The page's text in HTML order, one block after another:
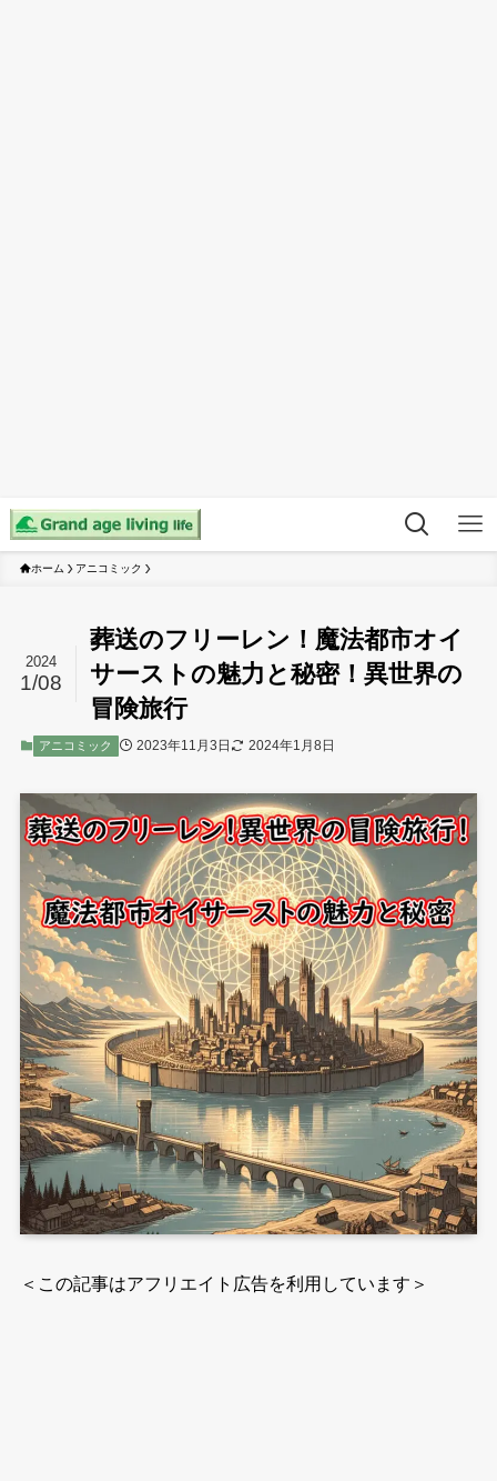
ホーム アニコミック
葬送のフリーレン！魔法都市オイ
サーストの魅力と秘密！異世界の
冒険旅行
2024
1/08
アニコミック 2023年11月3日 2024年1月8日
＜この記事はアフリエイト広告を利用しています＞